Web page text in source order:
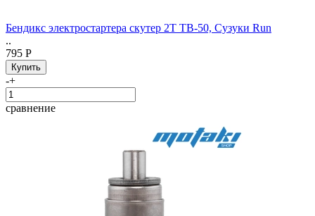
Бендикс электростартера скутер 2Т TB-50, Сузуки Run
..
795 Р
-+
сравнение